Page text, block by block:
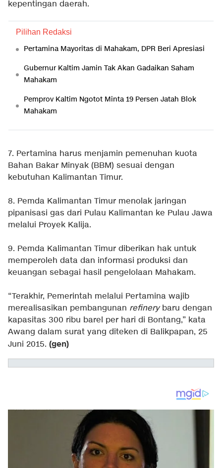
kepentingan daerah.
Pilihan Redaksi
Pertamina Mayoritas di Mahakam, DPR Beri Apresiasi
Gubernur Kaltim Jamin Tak Akan Gadaikan Saham
Mahakam
Pemprov Kaltim Ngotot Minta 19 Persen Jatah Blok
Mahakam
7. Pertamina harus menjamin pemenuhan kuota
Bahan Bakar Minyak (BBM) sesuai dengan
kebutuhan Kalimantan Timur.
8. Pemda Kalimantan Timur menolak jaringan
pipanisasi gas dari Pulau Kalimantan ke Pulau Jawa
melalui Proyek Kalija.
9. Pemda Kalimantan Timur diberikan hak untuk
memperoleh data dan informasi produksi dan
keuangan sebagai hasil pengelolaan Mahakam.
“Terakhir, Pemerintah melalui Pertamina wajib
merealisasikan pembangunan refinerybaru dengan
kapasitas 300 ribu barel per hari di Bontang,” kata
Awang dalam surat yang diteken di Balikpapan, 25
Juni 2015. (gen)